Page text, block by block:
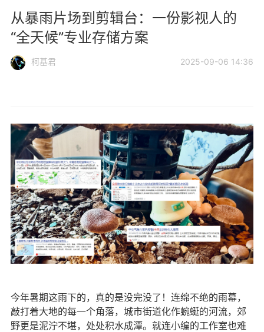
从暴雨片场到剪辑台：一份影视人的
“全天候”专业存储方案
柯基君 2025-09-06 14:36
今年暑期这雨下的，真的是没完没了！连绵不绝的雨幕，
敲打着大地的每一个角落，城市街道化作蜿蜒的河流，郊
野更是泥泞不堪，处处积水成潭。就连小编的工作室也难